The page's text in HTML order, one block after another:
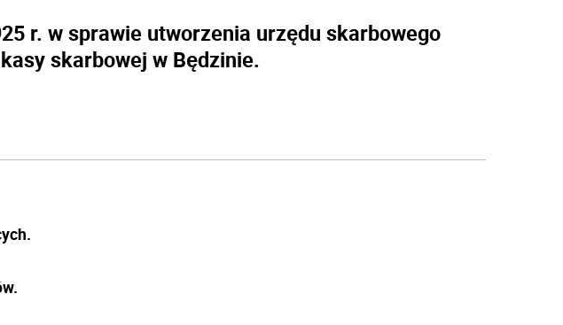
r. w sprawie utworzenia urzędu skarbowego
skarbowej w Będzinie.